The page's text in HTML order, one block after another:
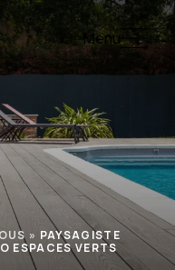
Menu
» PAYSAGISTE
ESPACES VERTS